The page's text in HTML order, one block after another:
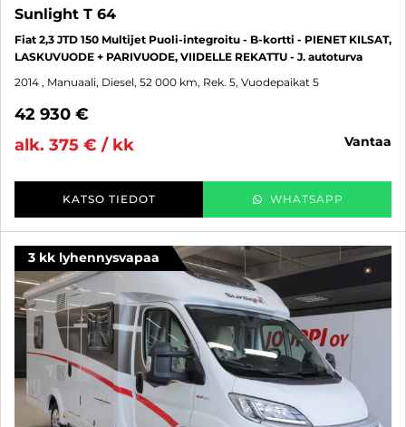
Sunlight T 64
Fiat 2,3 JTD 150 Multijet Puoli-integroitu - B-kortti - PIENET KILSAT,
LASKUVUODE + PARIVUODE, VIIDELLE REKATTU - J. autoturva
2014 , Manuaali, Diesel, 52 000 km, Rek. 5, Vuodepaikat 5
42 930 €
alk. 375 € / kk
vantaa
KATSO TIEDOT WHATSAPP
3 kk lyhennysvapaa